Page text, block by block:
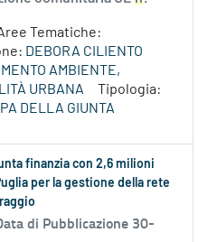
Tematiche:
DEBORA CILIENTO
AMBIENTE,
URBANA
Tipologia:
DELLA GIUNTA
finanzia con 2,6 milioni
per la gestione della rete
di Pubblicazione 30-